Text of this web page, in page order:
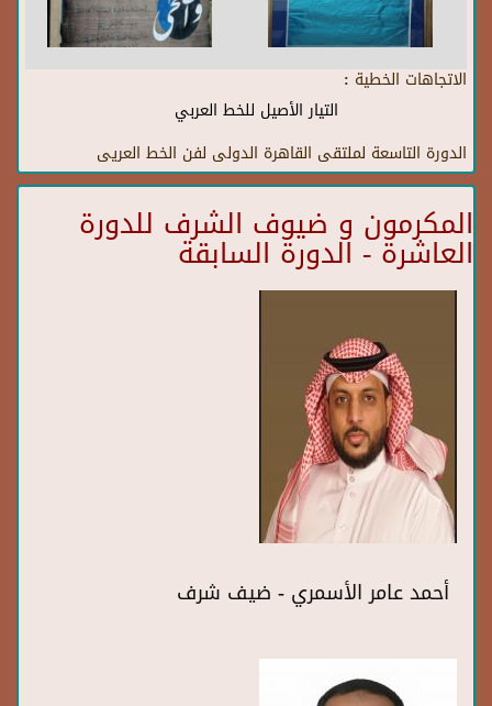
الاتجاهات الخطية :
التيار الأصيل للخط العربي
الدورة التاسعة لملتقى القاهرة الدولى لفن الخط العريى
المكرمون و ضيوف الشرف للدورة
العاشرة - الدورة السابقة
أحمد عامر الأسمري - ضيف شرف